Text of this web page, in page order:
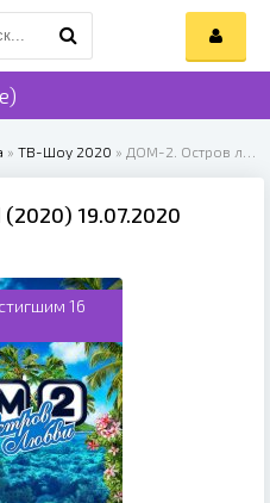
» ТВ-Шоу 2020 » ДОМ-2. Остров любви (2020)
19.07.2020
16